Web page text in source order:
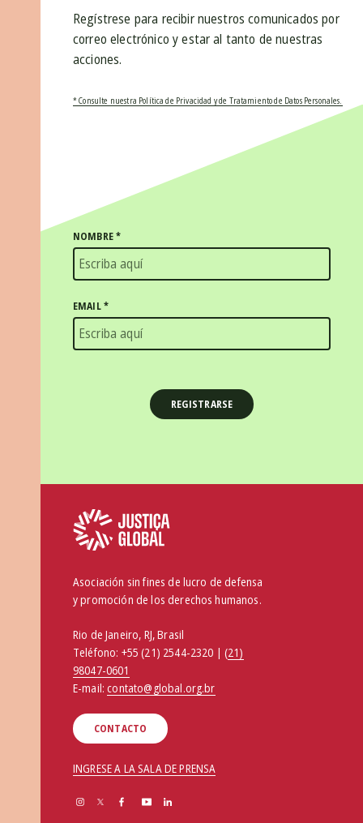
Regístrese para recibir nuestros comunicados por
correo electrónico y estar al tanto de nuestras
acciones.
* Consulte nuestra Política de Privacidad y de Tratamiento de Datos Personales.
NOMBRE*
EMAIL*
Asociación sin fines de lucro de defensa
y promoción de los derechos humanos.
Rio de Janeiro, RJ, Brasil
Teléfono: +55 (21) 2544-2320 | (21)
98047-0601
E-mail:contato@global.org.br
CONTACTO
INGRESE A LA SALA DE PRENSA